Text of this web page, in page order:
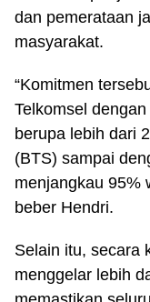
dan pemerataan
masyarakat.
“Komitmen
Telkomsel
berupa lebih dari
(BTS) sampai
menjangkau 95%
beber Hendri.
Selain itu, secara
menggelar lebih